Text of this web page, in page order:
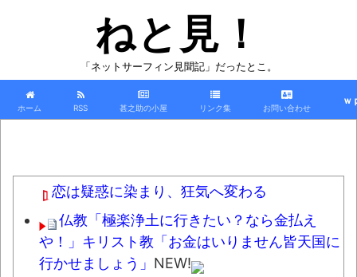
ねと見！
「ネットサーフィン見聞記」だったとこ。
ホーム RSS 甚之助の小屋 リンク集 お問い合わせ
ｗ
恋は疑惑に染まり、狂気へ変わる
仏教「極楽浄土に行きたい？なら金払え
や！」キリスト教「お金はいりません皆天国に
行かせましょう」 NEW!